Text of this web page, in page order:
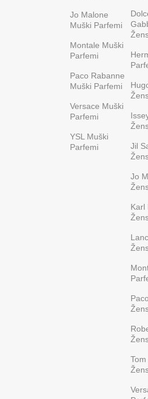
Jo Malone
Muški Parfemi
Montale Muški
Parfemi
Paco Rabanne
Muški Parfemi
Versace Muški
Parfemi
YSL Muški
Parfemi
Jil
Jo
Karl